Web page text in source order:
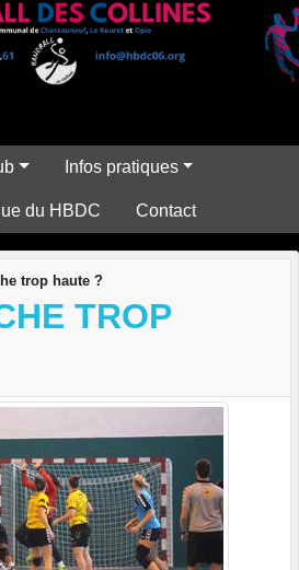
Infos pratiques
du HBDC Contact
trop haute ?
TROP